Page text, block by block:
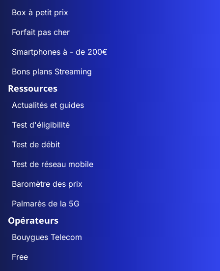
Box à petit prix
Forfait pas cher
Smartphones à - de 200€
Bons plans Streaming
Ressources
Actualités et guides
Test d'éligibilité
Test de débit
Test de réseau mobile
Baromètre des prix
Palmarès de la 5G
Opérateurs
Bouygues Telecom
Free